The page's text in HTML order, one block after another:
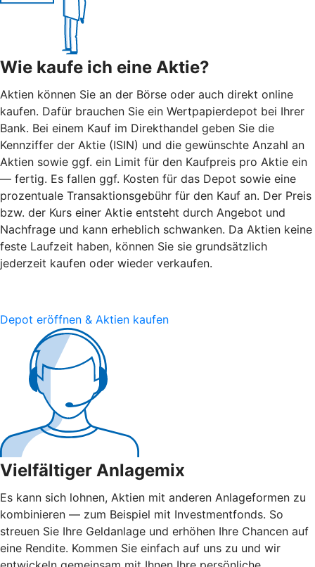
Wie kaufe ich eine Aktie?
Aktien können Sie an der Börse oder auch direkt online
kaufen. Dafür brauchen Sie ein Wertpapierdepot bei Ihrer
Bank. Bei einem Kauf im Direkthandel geben Sie die
Kennziffer der Aktie (ISIN) und die gewünschte Anzahl an
Aktien sowie ggf. ein Limit für den Kaufpreis pro Aktie ein
— fertig. Es fallen ggf. Kosten für das Depot sowie eine
prozentuale Transaktionsgebühr für den Kauf an. Der Preis
bzw. der Kurs einer Aktie entsteht durch Angebot und
Nachfrage und kann erheblich schwanken. Da Aktien keine
feste Laufzeit haben, können Sie sie grundsätzlich
jederzeit kaufen oder wieder verkaufen.
Depot eröffnen & Aktien kaufen
Vielfältiger Anlagemix
Es kann sich lohnen, Aktien mit anderen Anlageformen zu
kombinieren — zum Beispiel mit Investmentfonds. So
streuen Sie Ihre Geldanlage und erhöhen Ihre Chancen auf
eine Rendite. Kommen Sie einfach auf uns zu und wir